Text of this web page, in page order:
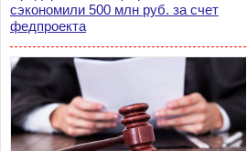
сэкономили 500 млн руб. за счет
федпроекта